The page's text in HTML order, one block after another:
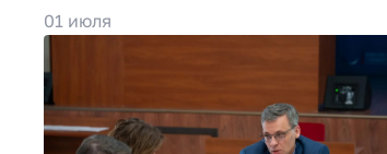
01 июля